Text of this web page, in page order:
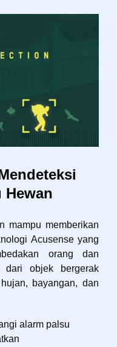
Hewan
mampu memberikan
Acusense yang
orang dan
dari objek bergerak
bayangan, dan
alarm palsu